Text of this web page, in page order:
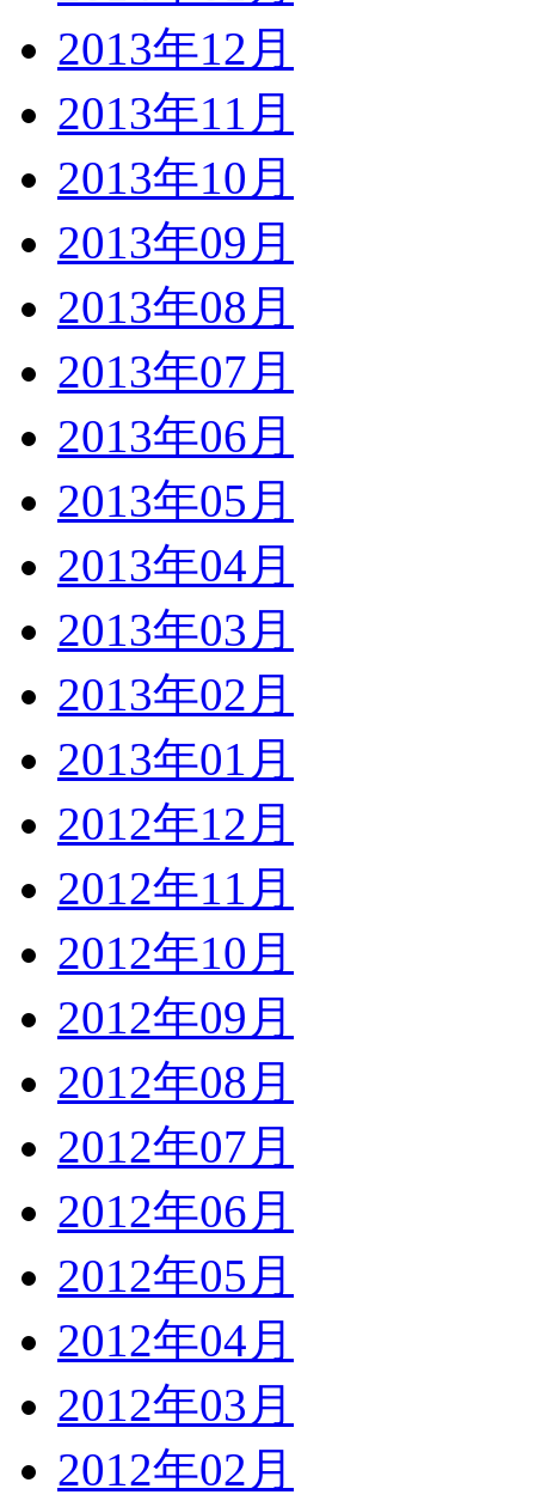
2013年12月
2013年11月
2013年10月
2013年09月
2013年08月
2013年07月
2013年06月
2013年05月
2013年04月
2013年03月
2013年02月
2013年01月
2012年12月
2012年11月
2012年10月
2012年09月
2012年08月
2012年07月
2012年06月
2012年05月
2012年04月
2012年03月
2012年02月